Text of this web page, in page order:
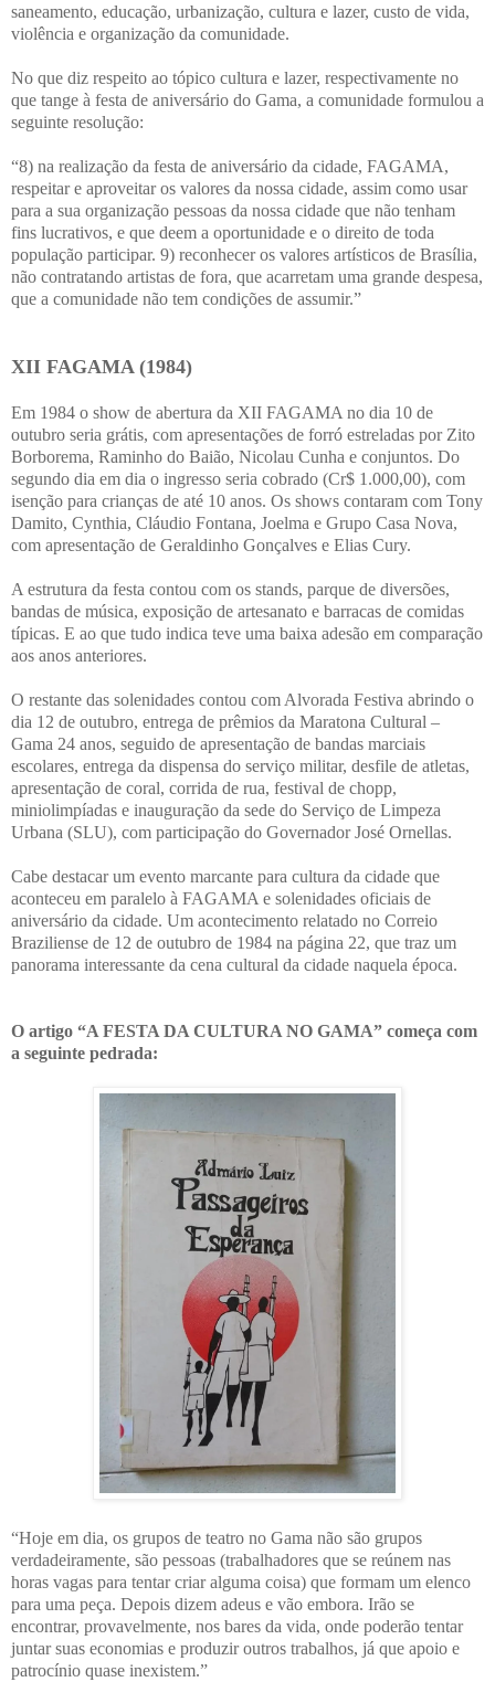
saneamento, educação, urbanização, cultura e lazer, custo de vida,
violência e organização da comunidade.
No que diz respeito ao tópico cultura e lazer, respectivamente no
que tange à festa de aniversário do Gama, a comunidade formulou a
seguinte resolução:
“8) na realização da festa de aniversário da cidade, FAGAMA,
respeitar e aproveitar os valores da nossa cidade, assim como usar
para a sua organização pessoas da nossa cidade que não tenham
fins lucrativos, e que deem a oportunidade e o direito de toda
população participar. 9) reconhecer os valores artísticos de Brasília,
não contratando artistas de fora, que acarretam uma grande despesa,
que a comunidade não tem condições de assumir.”
XII FAGAMA (1984)
Em 1984 o show de abertura da XII FAGAMA no dia 10 de
outubro seria grátis, com apresentações de forró estreladas por Zito
Borborema, Raminho do Baião, Nicolau Cunha e conjuntos. Do
segundo dia em dia o ingresso seria cobrado (Cr$ 1.000,00), com
isenção para crianças de até 10 anos. Os shows contaram com Tony
Damito, Cynthia, Cláudio Fontana, Joelma e Grupo Casa Nova,
com apresentação de Geraldinho Gonçalves e Elias Cury.
A estrutura da festa contou com os stands, parque de diversões,
bandas de música, exposição de artesanato e barracas de comidas
típicas. E ao que tudo indica teve uma baixa adesão em comparação
aos anos anteriores.
O restante das solenidades contou com Alvorada Festiva abrindo o
dia 12 de outubro, entrega de prêmios da Maratona Cultural –
Gama 24 anos, seguido de apresentação de bandas marciais
escolares, entrega da dispensa do serviço militar, desfile de atletas,
apresentação de coral, corrida de rua, festival de chopp,
miniolimpíadas e inauguração da sede do Serviço de Limpeza
Urbana (SLU), com participação do Governador José Ornellas.
Cabe destacar um evento marcante para cultura da cidade que
aconteceu em paralelo à FAGAMA e solenidades oficiais de
aniversário da cidade. Um acontecimento relatado no Correio
Braziliense de 12 de outubro de 1984 na página 22, que traz um
panorama interessante da cena cultural da cidade naquela época.
O artigo “A FESTA DA CULTURA NO GAMA” começa com
a seguinte pedrada:
“Hoje em dia, os grupos de teatro no Gama não são grupos
verdadeiramente, são pessoas (trabalhadores que se reúnem nas
horas vagas para tentar criar alguma coisa) que formam um elenco
para uma peça. Depois dizem adeus e vão embora. Irão se
encontrar, provavelmente, nos bares da vida, onde poderão tentar
juntar suas economias e produzir outros trabalhos, já que apoio e
patrocínio quase inexistem.”